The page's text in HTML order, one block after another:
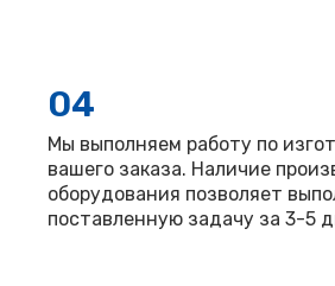
04
Мы выполняем работу по
вашего заказа. Наличие
оборудования позволяет
поставленную задачу за 3-5